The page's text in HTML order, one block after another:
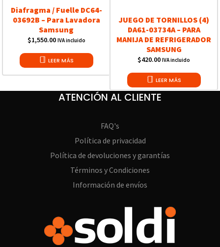
Diafragma / Fuelle DC64-
03692B – Para Lavadora
Samsung
$1,550.00 IVA incluido
LEER MÁS
JUEGO DE TORNILLOS (4)
DA61-03734A – PARA
MANIJA DE REFRIGERADOR
SAMSUNG
$420.00 IVA incluido
LEER MÁS
ATENCIÓN AL CLIENTE
FAQ's
Política de privacidad
Política de devoluciones y garantías
Términos y Condiciones
Información de envíos